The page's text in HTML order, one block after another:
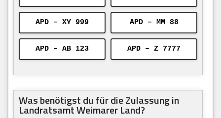
APD – XY 999 APD – MM 88
APD – AB 123 APD – Z 7777
Was benötigst du für die Zulassung in
Landratsamt Weimarer Land?